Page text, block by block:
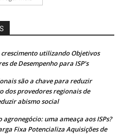
utilizando Objetivos
de Desempenho para ISP’s
são a chave para reduzir
dos provedores regionais de
abismo social
uma ameaça aos ISPs?
Fixa Potencializa Aquisições de